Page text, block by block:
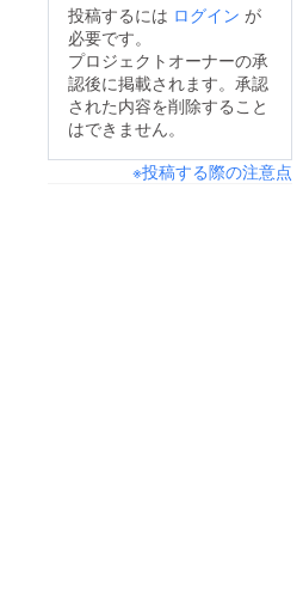
投稿するには ログイン が
必要です。
プロジェクトオーナーの承
認後に掲載されます。承認
された内容を削除すること
はできません。
※投稿する際の注意点